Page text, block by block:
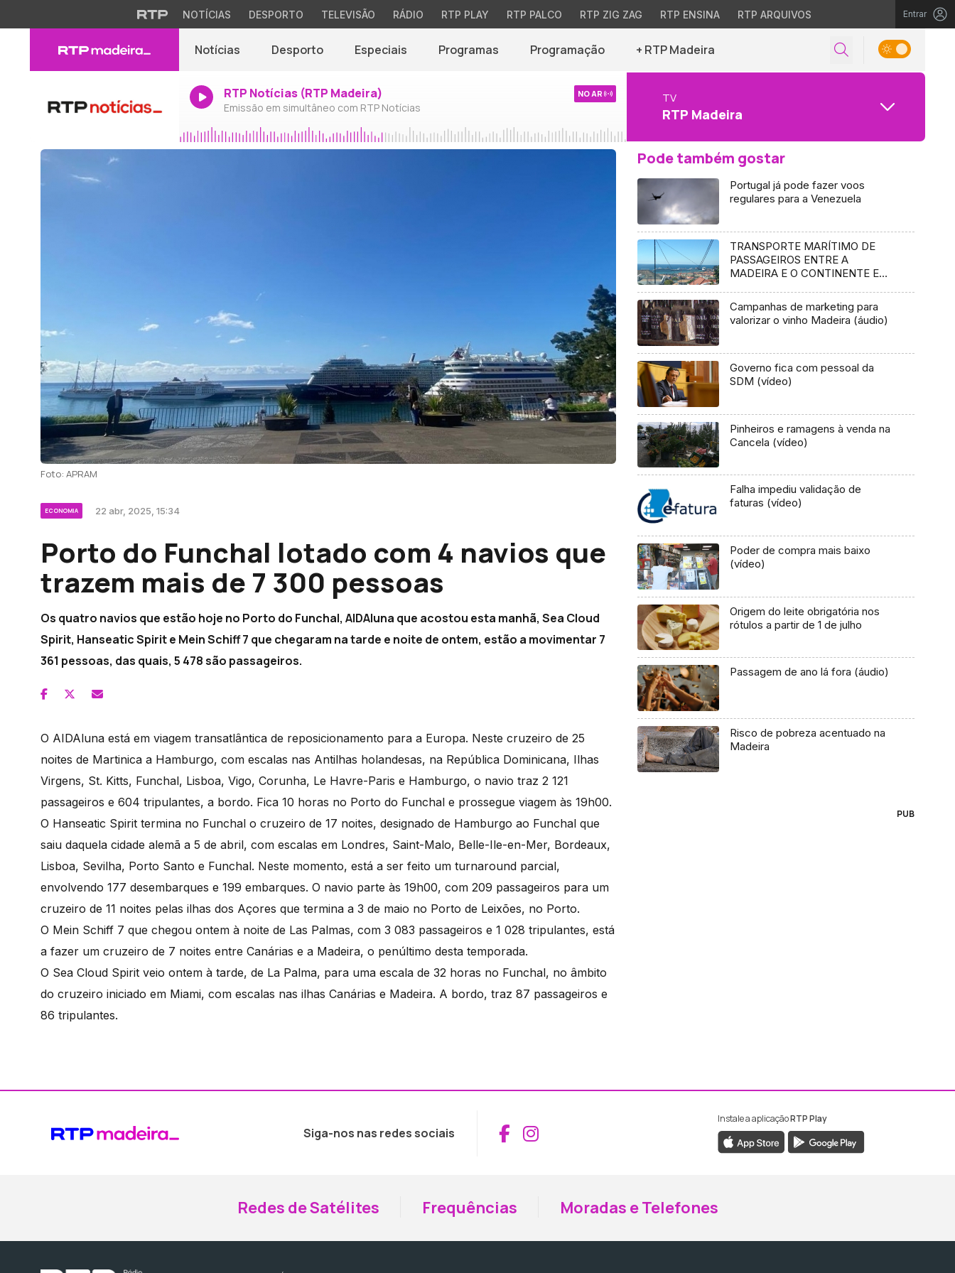
NOTÍCIAS DESPORTO TELEVISÃO RÁDIO RTP PLAY RTP PALCO RTP ZIG ZAG RTP ENSINA RTP ARQUIVOS Entrar
Notícias Desporto Especiais Programas Programação + RTP Madeira
RTP Notícias (RTP Madeira)
Emissão em simultâneo com RTP Notícias
NO AR TV
RTP Madeira
Foto: APRAM
ECONOMIA 22 abr, 2025, 15:34
Porto do Funchal lotado com 4 navios que
trazem mais de 7 300 pessoas
Os quatro navios que estão hoje no Porto do Funchal, AIDAluna que acostou esta manhã, Sea Cloud
Spirit, Hanseatic Spirit e Mein Schiff 7 que chegaram na tarde e noite de ontem, estão a movimentar 7
361 pessoas, das quais, 5 478 são passageiros.
O AIDAluna está em viagem transatlântica de reposicionamento para a Europa. Neste cruzeiro de 25
noites de Martinica a Hamburgo, com escalas nas Antilhas holandesas, na República Dominicana, Ilhas
Virgens, St. Kitts, Funchal, Lisboa, Vigo, Corunha, Le Havre-Paris e Hamburgo, o navio traz 2 121
passageiros e 604 tripulantes, a bordo. Fica 10 horas no Porto do Funchal e prossegue viagem às 19h00.
O Hanseatic Spirit termina no Funchal o cruzeiro de 17 noites, designado de Hamburgo ao Funchal que
saiu daquela cidade alemã a 5 de abril, com escalas em Londres, Saint-Malo, Belle-Ile-en-Mer, Bordeaux,
Lisboa, Sevilha, Porto Santo e Funchal. Neste momento, está a ser feito um turnaround parcial,
envolvendo 177 desembarques e 199 embarques. O navio parte às 19h00, com 209 passageiros para um
cruzeiro de 11 noites pelas ilhas dos Açores que termina a 3 de maio no Porto de Leixões, no Porto.
O Mein Schiff 7 que chegou ontem à noite de Las Palmas, com 3 083 passageiros e 1 028 tripulantes, está
a fazer um cruzeiro de 7 noites entre Canárias e a Madeira, o penúltimo desta temporada.
O Sea Cloud Spirit veio ontem à tarde, de La Palma, para uma escala de 32 horas no Funchal, no âmbito
do cruzeiro iniciado em Miami, com escalas nas ilhas Canárias e Madeira. A bordo, traz 87 passageiros e
86 tripulantes.
Pode também gostar
Portugal já pode fazer voos
regulares para a Venezuela
TRANSPORTE MARÍTIMO DE
PASSAGEIROS ENTRE A
MADEIRA E O CONTINENTE EM
REPÚBLICA
Campanhas de marketing para
valorizar o vinho Madeira (áudio)
Governo fica com pessoal da
SDM (vídeo)
Pinheiros e ramagens à venda na
Cancela (vídeo)
Falha impediu validação de
faturas (vídeo)
Poder de compra mais baixo
(vídeo)
Origem do leite obrigatória nos
rótulos a partir de 1 de julho
Passagem de ano lá fora (áudio)
Risco de pobreza acentuado na
Madeira
PUB
Siga-nos nas redes sociais Aceder ao Facebook da RTP Madeira
Aceder ao Instagram da RTP Madeira
Instale a aplicaçãoRTP Play
Redes de Satélites Frequências Moradas e Telefones